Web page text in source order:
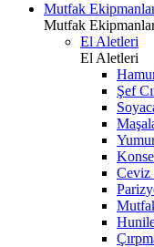
Mutfak
Mutfak
El Aletleri
El Aletleri
Şef
Ceviz